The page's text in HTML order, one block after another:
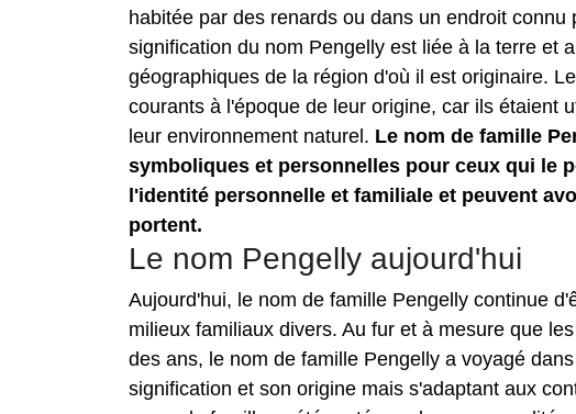
habitée par des renards ou dans un endroit
signification du nom Pengelly est liée à la terre et
géographiques de la région d'où il est originaire.
courants à l'époque de leur origine, car ils étaient
leur environnement naturel. Le nom de famille
symboliques et personnelles pour ceux qui le
l'identité personnelle et familiale et peuvent
portent.
Le nom Pengelly aujourd'hui
Aujourd'hui, le nom de famille Pengelly continue
milieux familiaux divers. Au fur et à mesure que
des ans, le nom de famille Pengelly a voyagé
signification et son origine mais s'adaptant aux